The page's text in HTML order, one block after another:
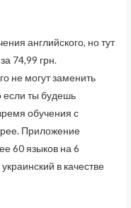
английского, но тут
74,99 грн.
не могут заменить
если ты будешь
обучения с
Приложение
60 языков на 6
в качестве